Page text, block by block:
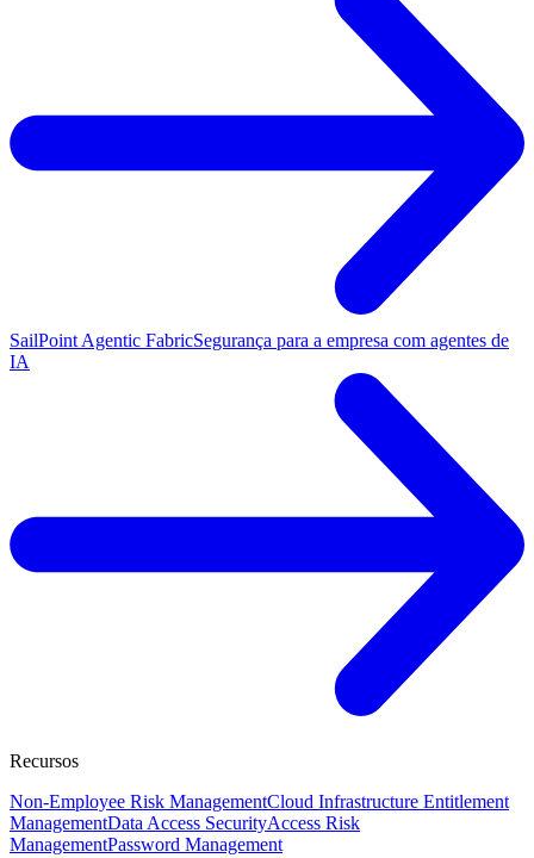
SailPoint Agentic FabricSegurança para a empresa com agentes de
IA
Recursos
Non-Employee Risk ManagementCloud Infrastructure Entitlement
ManagementData Access SecurityAccess Risk
ManagementPassword Management